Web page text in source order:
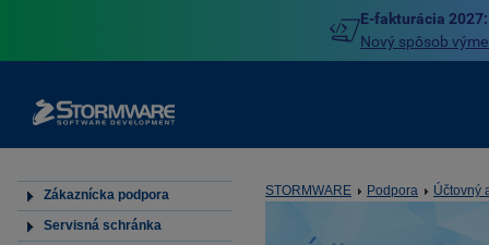
E-fakturácia 2027:
Nový spôsob
Zákaznícka podpora
Servisná schránka
STORMWARE Podpora Účtovný